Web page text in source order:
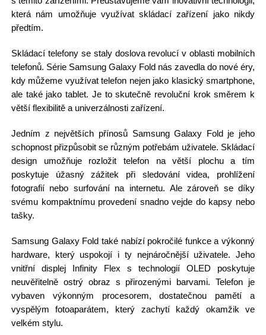
která nám umožňuje využívat skládací zařízení jako nikdy
předtím.
Skládací telefony se staly doslova revolucí v oblasti mobilních
telefonů. Série Samsung Galaxy Fold nás zavedla do nové éry,
kdy můžeme využívat telefon nejen jako klasický smartphone,
ale také jako tablet. Je to skutečně revoluční krok směrem k
větší flexibilitě a univerzálnosti zařízení.
Jedním z největších přínosů Samsung Galaxy Fold je jeho
schopnost přizpůsobit se různým potřebám uživatele. Skládací
design umožňuje rozložit telefon na větší plochu a tím
poskytuje úžasný zážitek při sledování videa, prohlížení
fotografií nebo surfování na internetu. Ale zároveň se díky
svému kompaktnímu provedení snadno vejde do kapsy nebo
tašky.
Samsung Galaxy Fold také nabízí pokročilé funkce a výkonný
hardware, který uspokojí i ty nejnáročnější uživatele. Jeho
vnitřní displej Infinity Flex s technologií OLED poskytuje
neuvěřitelně ostrý obraz s přirozenými barvami. Telefon je
vybaven výkonným procesorem, dostatečnou pamětí a
vyspělým fotoaparátem, který zachytí každý okamžik ve
velkém stylu.